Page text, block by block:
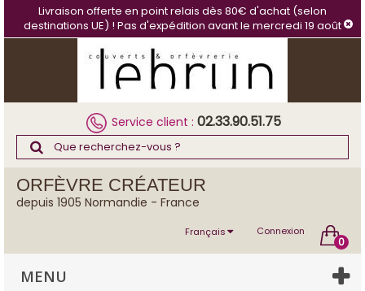
Livraison offerte en point relais dès 80€ d'achat (selon
destinations UE) ! Pas d'expédition avant le mercredi 19 août
Service client : 02.33.90.51.75
ORFÈVRE CRÉATEUR
depuis 1905 Normandie - France
0
Connexion
Français
MENU
Panneau de gestion des cookies